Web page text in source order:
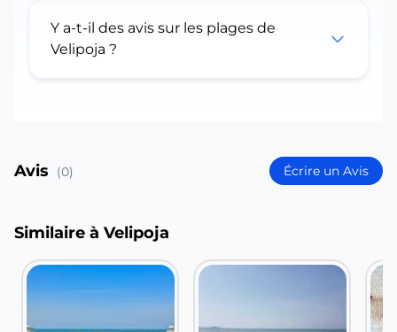
Y a-t-il des avis sur les plages de
Velipoja ?
Avis (0) Écrire un Avis
Similaire à Velipoja